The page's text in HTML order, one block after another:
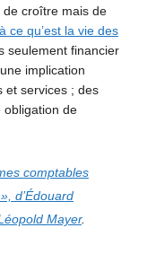
de croître mais de
ce qu’est la vie des
seulement financier
implication
et services ; des
obligation de
comptables
d’Édouard
Mayer.